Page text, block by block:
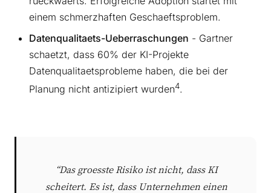
einem schmerzhaften Geschaeftsproblem.
Datenqualitaets-Ueberraschungen - Gartner
schaetzt, dass 60% der KI-Projekte
Datenqualitaetsprobleme haben, die bei der
Planung nicht antizipiert wurden4.
“Das groesste Risiko ist nicht, dass KI
scheitert. Es ist, dass Unternehmen einen